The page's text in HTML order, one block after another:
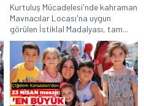
Kurtuluş Mücadelesi'nde kahraman
Mavnacılar Locası'na uygun
görülen İstiklal Madalyası, tam...